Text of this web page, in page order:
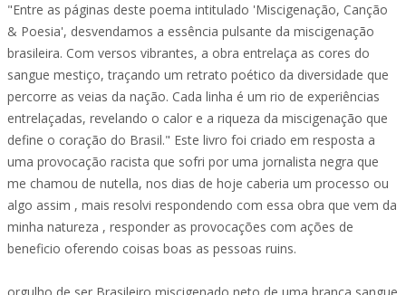
"Entre as páginas deste poema intitulado 'Miscigenação, Canção
& Poesia', desvendamos a essência pulsante da miscigenação
brasileira. Com versos vibrantes, a obra entrelaça as cores do
sangue mestiço, traçando um retrato poético da diversidade que
percorre as veias da nação. Cada linha é um rio de experiências
entrelaçadas, revelando o calor e a riqueza da miscigenação que
define o coração do Brasil." Este livro foi criado em resposta a
uma provocação racista que sofri por uma jornalista negra que
me chamou de nutella, nos dias de hoje caberia um processo ou
algo assim , mais resolvi respondendo com essa obra que vem da
minha natureza , responder as provocações com ações de
beneficio oferendo coisas boas as pessoas ruins.